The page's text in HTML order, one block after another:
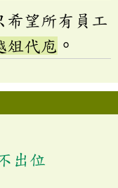
希望所有員工
俎代庖 。
出位